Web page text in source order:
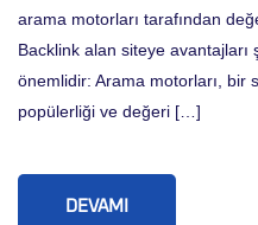
arama motorları tarafından
Backlink alan siteye avantajları
önemlidir: Arama motorları, bir
popülerliği ve değeri […]
DEVAMI